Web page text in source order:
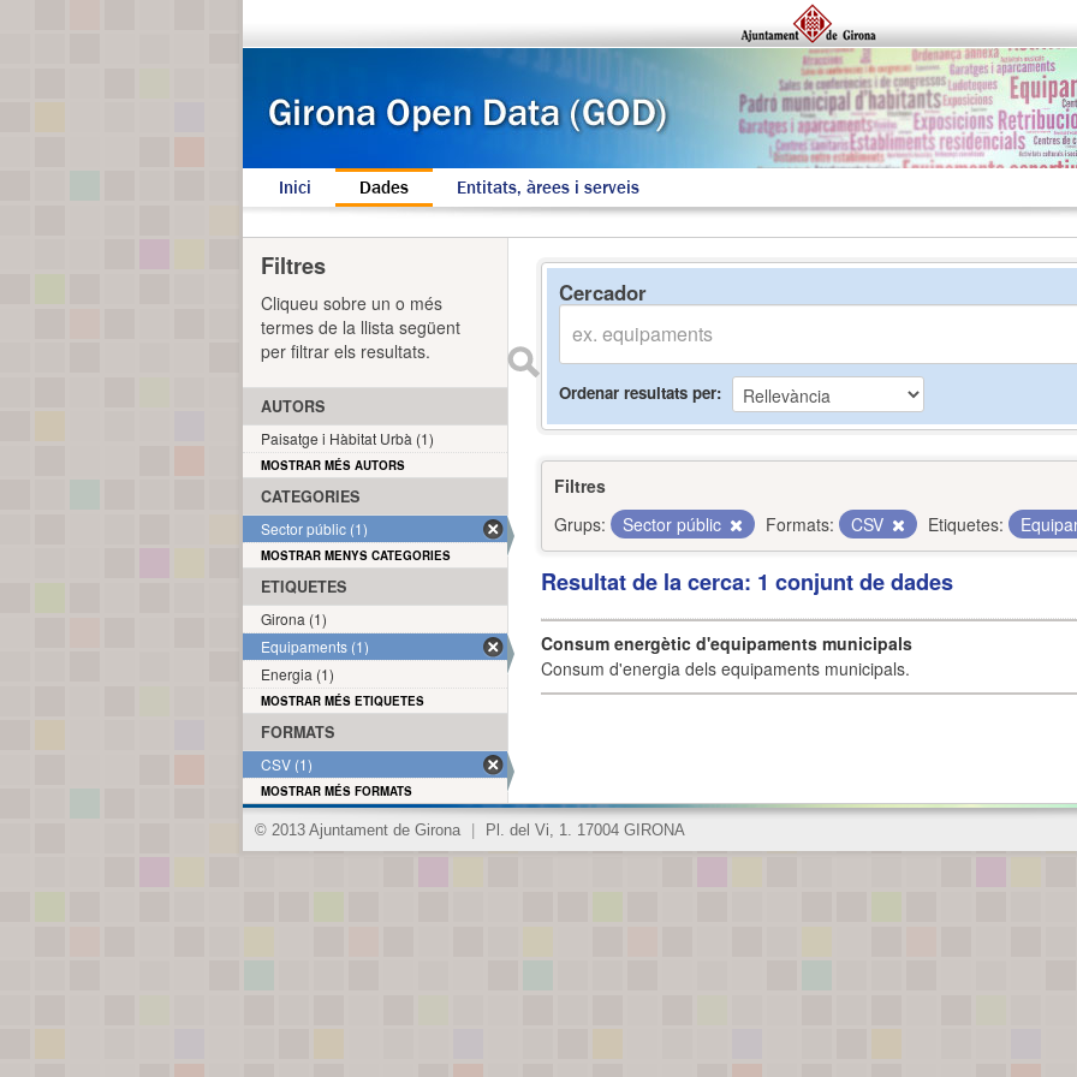
Inici Dades Entitats, àrees i serveis
Cercador
Ordenar resultats per
Filtres
Grups:
Sector públic Formats: CSV Etiquetes:
Resultat de la cerca: 1 conjunt de dades
Consum energètic d'equipaments municipals
Consum d'energia dels equipaments municipals.
Filtres
Cliqueu sobre un o més
termes de la llista següent
per filtrar els resultats.
AUTORS
Paisatge i Hàbitat Urbà (1)
MOSTRAR MÉS AUTORS
CATEGORIES
Sector públic (1)
MOSTRAR MENYS CATEGORIES
ETIQUETES
Girona (1)
Equipaments (1)
Energia (1)
MOSTRAR MÉS ETIQUETES
FORMATS
CSV (1)
MOSTRAR MÉS FORMATS
© 2013 Ajuntament de Girona Pl. del Vi, 1. 17004 GIRONA